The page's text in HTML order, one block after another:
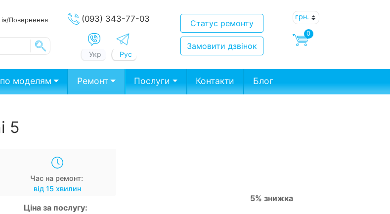
Повернення (093) 343-77-03
Укр Рус
Статус ремонту
Замовити дзвінок
0
по моделям Ремонт Послуги Контакти Блог
5
Час на ремонт:
від 15 хвилин
Ціна за послугу:
5% знижка